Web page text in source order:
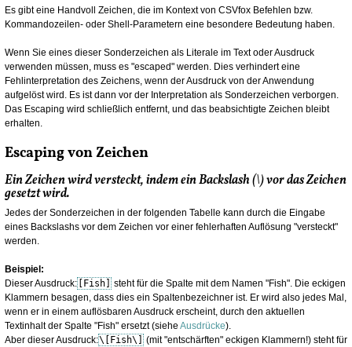
Es gibt eine Handvoll Zeichen, die im Kontext von CSVfox Befehlen bzw.
Kommandozeilen- oder Shell-Parametern eine besondere Bedeutung haben.
Wenn Sie eines dieser Sonderzeichen als Literale im Text oder Ausdruck
verwenden müssen, muss es "escaped" werden. Dies verhindert eine
Fehlinterpretation des Zeichens, wenn der Ausdruck von der Anwendung
aufgelöst wird. Es ist dann vor der Interpretation als Sonderzeichen verborgen.
Das Escaping wird schließlich entfernt, und das beabsichtigte Zeichen bleibt
erhalten.
Escaping von Zeichen
Ein Zeichen wird versteckt, indem ein Backslash (\) vor das Zeichen
gesetzt wird.
Jedes der Sonderzeichen in der folgenden Tabelle kann durch die Eingabe
eines Backslashs vor dem Zeichen vor einer fehlerhaften Auflösung "versteckt"
werden.
Beispiel:
Dieser Ausdruck: [Fish] steht für die Spalte mit dem Namen "Fish". Die eckigen
Klammern besagen, dass dies ein Spaltenbezeichner ist. Er wird also jedes Mal,
wenn er in einem auflösbaren Ausdruck erscheint, durch den aktuellen
Textinhalt der Spalte "Fish" ersetzt (siehe Ausdrücke).
Aber dieser Ausdruck:\[Fish\] (mit "entschärften" eckigen Klammern!) steht für